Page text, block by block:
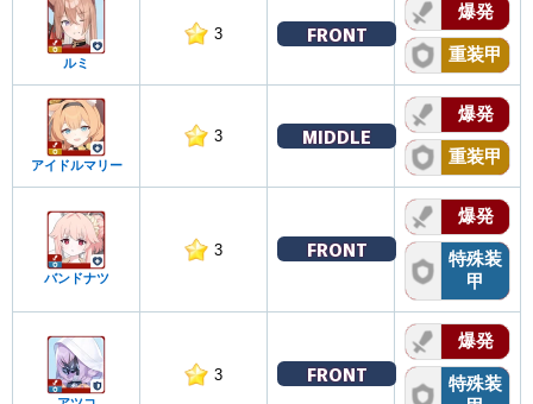
ルミ
3 FRONT
爆発
重装甲
アイドルマリー
3 MIDDLE
爆発
重装甲
バンドナツ
3 FRONT
爆発
特殊装
甲
3 FRONT
爆発
特殊装